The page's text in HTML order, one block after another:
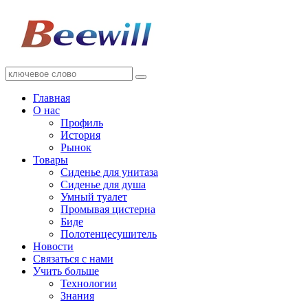
Главная
О нас
Профиль
История
Рынок
Товары
Сиденье для унитаза
Сиденье для душа
Умный туалет
Промывая цистерна
Биде
Полотенцесушитель
Новости
Связаться с нами
Учить больше
Технологии
Знания